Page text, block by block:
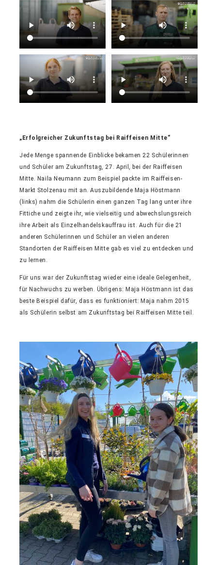
„Erfolgreicher Zukunftstag bei Raiffeisen Mitte“
Jede Menge spannende Einblicke bekamen 22 Schülerinnen
und Schüler am Zukunftstag, 27. April, bei der Raiffeisen
Mitte. Naila Neumann zum Beispiel packte im Raiffeisen-
Markt Stolzenau mit an. Auszubildende Maja Höstmann
(links) nahm die Schülerin einen ganzen Tag lang unter ihre
Fittiche und zeigte ihr, wie vielseitig und abwechslungsreich
ihre Arbeit als Einzelhandelskauffrau ist. Auch für die 21
anderen Schülerinnen und Schüler an vielen anderen
Standorten der Raiffeisen Mitte gab es viel zu entdecken und
zu lernen.
Für uns war der Zukunftstag wieder eine ideale Gelegenheit,
für Nachwuchs zu werben. Übrigens: Maja Höstmann ist das
beste Beispiel dafür, dass es funktioniert: Maja nahm 2015
als Schülerin selbst am Zukunftstag bei Raiffeisen Mitte teil.